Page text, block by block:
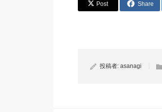
Post Share
投稿者: asanagi